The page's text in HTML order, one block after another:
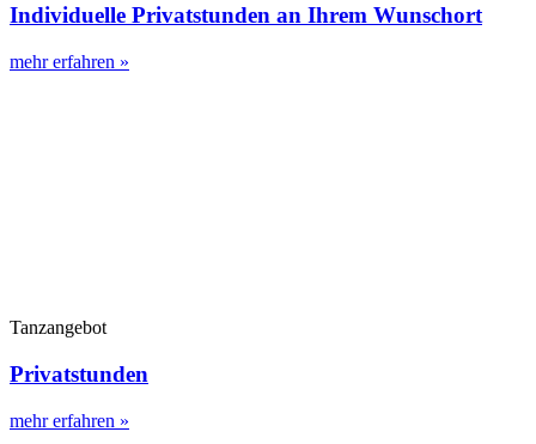
Individuelle Privatstunden an Ihrem Wunschort
mehr erfahren »
Tanzangebot
Privatstunden
mehr erfahren »